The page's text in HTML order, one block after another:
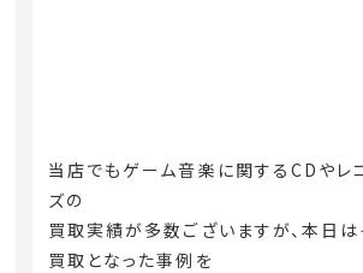
当店でもゲーム音楽に関するCDやレ
ズの
買取実績が多数ございますが、本日
買取となった事例を